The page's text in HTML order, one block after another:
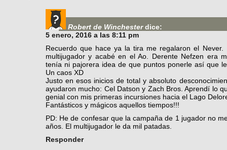
Robert de Winchester dice:
5 enero, 2016 a las 8:11 pm
Recuerdo que hace ya la tira me regalaron el
multijugador y acabé en el Ao. Derente Nefzen era
tenía ni pajorera idea de que puntos ponerle así que
Un caos XD
Justo en esos inicios de total y absoluto
ayudaron mucho: Cel Datson y Zach Bros. Aprendí lo
genial con mis primeras incursiones hacia el Lago
Fantásticos y mágicos aquellos tiempos!!!
PD: He de confesar que la campaña de 1 jugador no
años. El multijugador le da mil patadas.
Responder